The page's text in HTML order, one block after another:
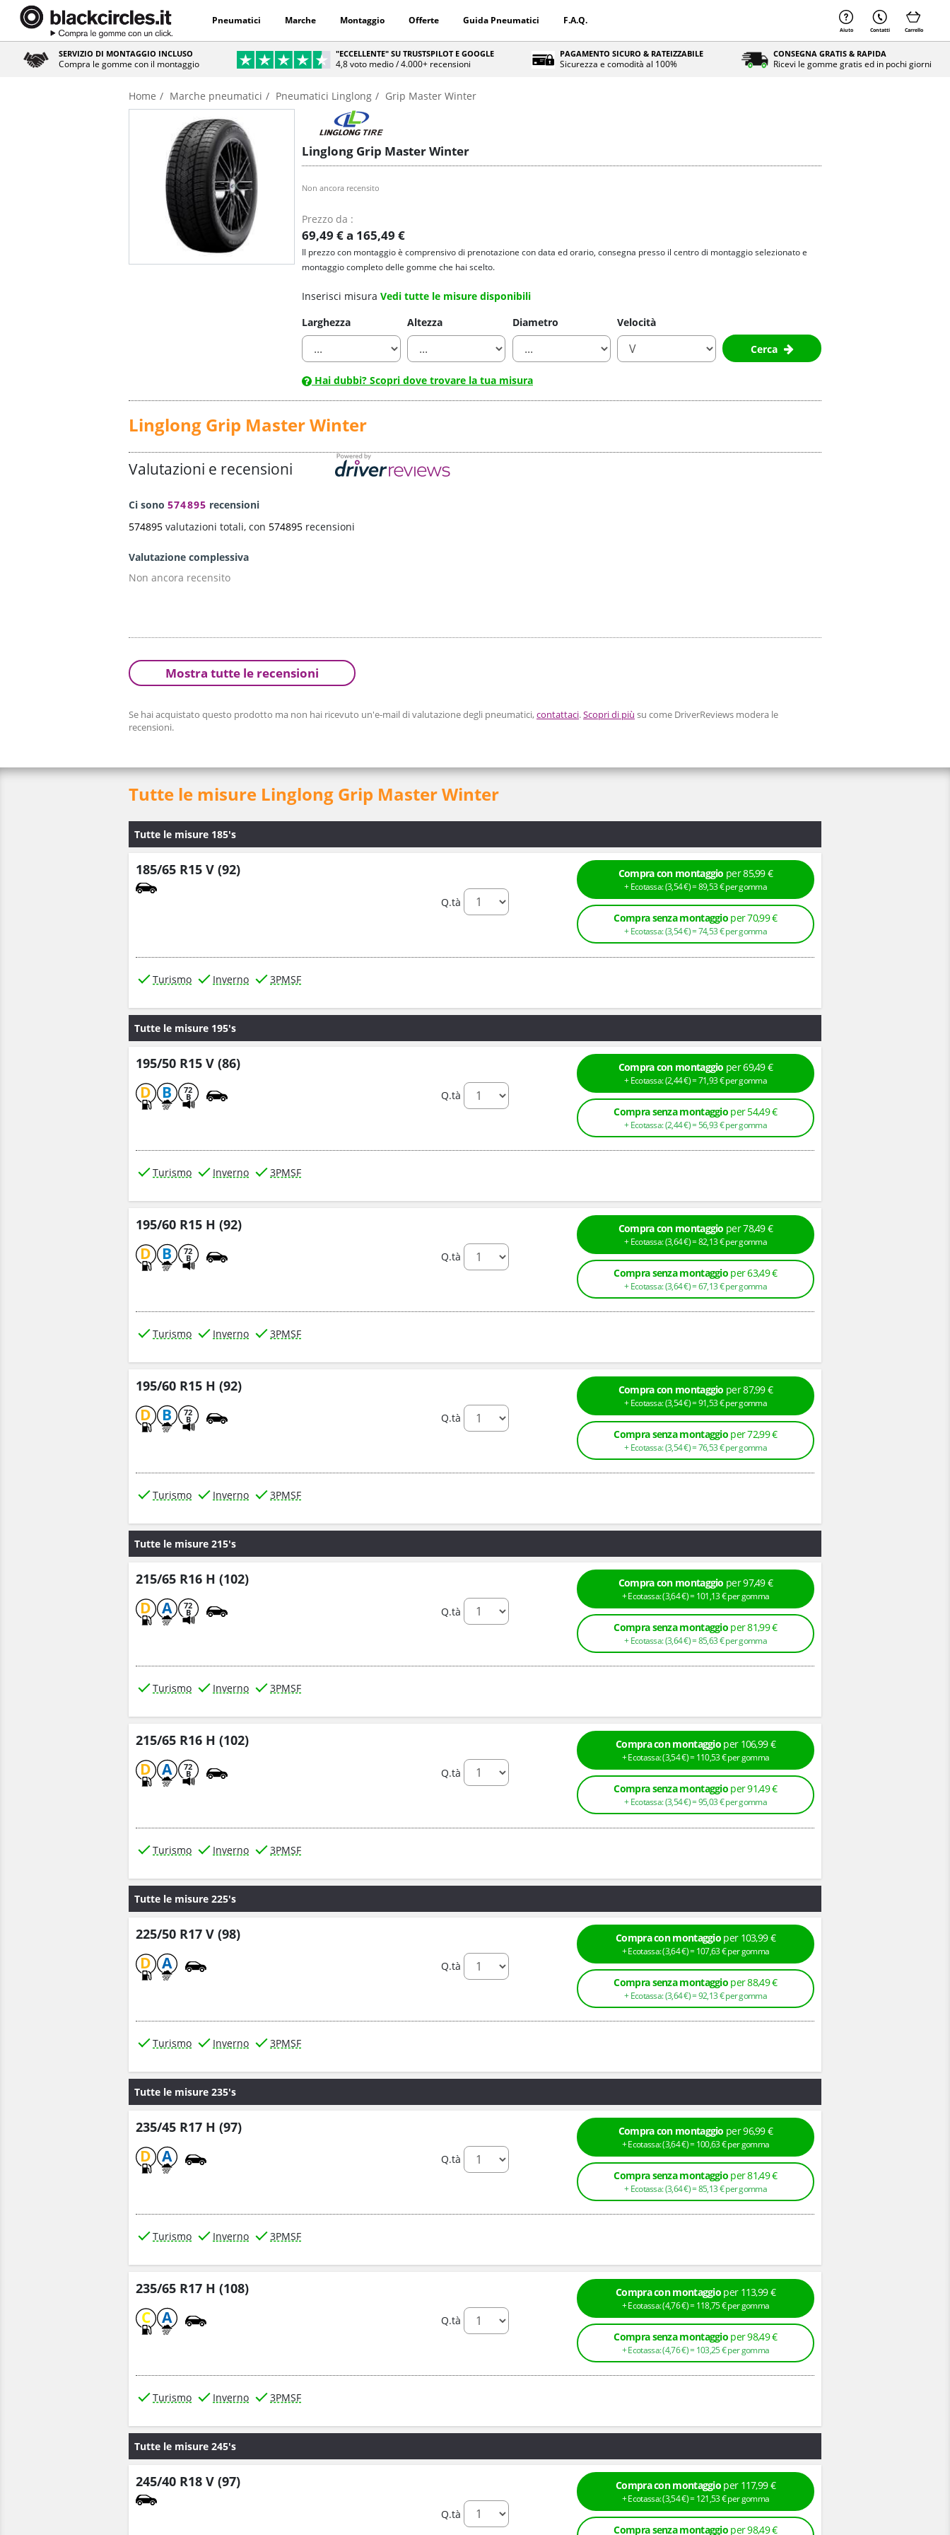
Pneumatici Marche Montaggio Offerte Guida Pneumatici F.A.Q.
Aiuto Contatti Carrello
SERVIZIO DI MONTAGGIO INCLUSO
Compra le gomme con il montaggio
"ECCELLENTE" SU TRUSTSPILOT E GOOGLE
4,8 voto medio / 4.000+ recensioni
PAGAMENTO SICURO & RATEIZZABILE
Sicurezza e comodità al 100%
CONSEGNA GRATIS & RAPIDA
Ricevi le gomme gratis ed in pochi giorni
Home Marche pneumatici Pneumatici Linglong Grip Master Winter
Linglong Grip Master Winter
Non ancora recensito
Prezzo da :
69,49 € a 165,49 €
Il prezzo con montaggio è comprensivo di prenotazione con data ed orario, consegna presso il centro di montaggio selezionato e
montaggio completo delle gomme che hai scelto.
Inserisci misura Vedi tutte le misure disponibili
Larghezza
Altezza Diametro
Velocità
Cerca
Hai dubbi? Scopri dove trovare la tua misura
Linglong Grip Master Winter
Valutazioni e recensioni
Ci sono 574895 recensioni
574895 valutazioni totali, con 574895 recensioni
Valutazione complessiva
Non ancora recensito
Mostra tutte le recensioni
Se hai acquistato questo prodotto ma non hai ricevuto un'e-mail di valutazione degli pneumatici,contattaci.Scopri di più su come DriverReviews modera le
recensioni.
Tutte le misure Linglong Grip Master Winter
Tutte le misure 185's
185/65 R15 V (92)
Q.tà
Compra con montaggio per 85,99 €
+ Ecotassa: (3,54€ ) =89,53€per gomma
Compra senza montaggio per 70,99 €
+ Ecotassa: (3,54€ ) =74,53€per gomma
Turismo Inverno 3PMSF
Tutte le misure 195's
195/50 R15 V (86)
D B 72
B Q.tà
Compra con montaggio per 69,49 €
+ Ecotassa: (2,44€ ) =71,93€per gomma
Compra senza montaggio per 54,49 €
+ Ecotassa: (2,44€ ) =56,93€per gomma
Turismo Inverno 3PMSF
195/60 R15 H (92)
D B 72
B Q.tà
Compra con montaggio per 78,49 €
+ Ecotassa: (3,64€ ) =82,13€per gomma
Compra senza montaggio per 63,49 €
+ Ecotassa: (3,64€ ) =67,13€per gomma
Turismo Inverno 3PMSF
195/60 R15 H (92)
D B 72
B Q.tà
Compra con montaggio per 87,99 €
+ Ecotassa: (3,54€ ) =91,53€per gomma
Compra senza montaggio per 72,99 €
+ Ecotassa: (3,54€ ) =76,53€per gomma
Turismo Inverno 3PMSF
Tutte le misure 215's
215/65 R16 H (102)
D A 72
B Q.tà
Compra con montaggio per 97,49 €
+ Ecotassa: (3,64€ ) =101,13€per gomma
Compra senza montaggio per 81,99 €
+ Ecotassa: (3,64€ ) =85,63€per gomma
Turismo Inverno 3PMSF
215/65 R16 H (102)
D A 72
B Q.tà
Compra con montaggio per 106,99 €
+ Ecotassa: (3,54€ ) =110,53€per gomma
Compra senza montaggio per 91,49 €
+ Ecotassa: (3,54€ ) =95,03€per gomma
Turismo Inverno 3PMSF
Tutte le misure 225's
225/50 R17 V (98)
D A Q.tà
Compra con montaggio per 103,99 €
+ Ecotassa: (3,64€ ) =107,63€per gomma
Compra senza montaggio per 88,49 €
+ Ecotassa: (3,64€ ) =92,13€per gomma
Turismo Inverno 3PMSF
Tutte le misure 235's
235/45 R17 H (97)
D A Q.tà
Compra con montaggio per 96,99 €
+ Ecotassa: (3,64€ ) =100,63€per gomma
Compra senza montaggio per 81,49 €
+ Ecotassa: (3,64€ ) =85,13€per gomma
Turismo Inverno 3PMSF
235/65 R17 H (108)
C A Q.tà
Compra con montaggio per 113,99 €
+ Ecotassa: (4,76€ ) =118,75€per gomma
Compra senza montaggio per 98,49 €
+ Ecotassa: (4,76€ ) =103,25€per gomma
Turismo Inverno 3PMSF
Tutte le misure 245's
245/40 R18 V (97)
Q.tà
Compra con montaggio per 117,99 €
+ Ecotassa: (3,54€ ) =121,53€per gomma
Compra senza montaggio per 98,49 €